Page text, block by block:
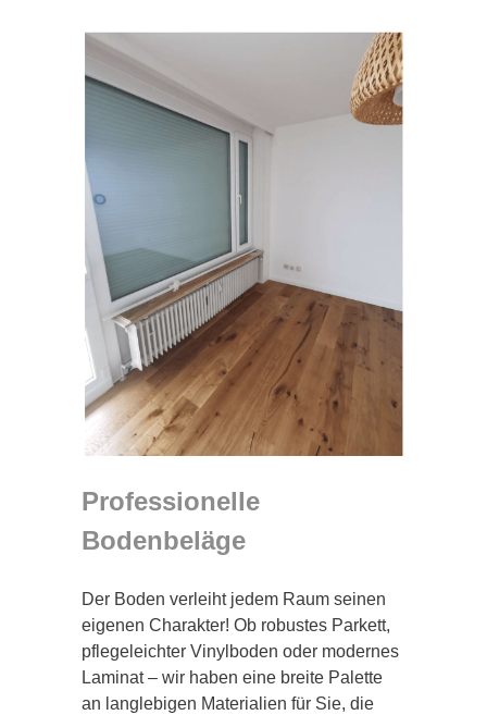
Professionelle
Bodenbeläge
Der Boden verleiht jedem Raum seinen
eigenen Charakter! Ob robustes Parkett,
pflegeleichter Vinylboden oder modernes
Laminat – wir haben eine breite Palette
an langlebigen Materialien für Sie, die